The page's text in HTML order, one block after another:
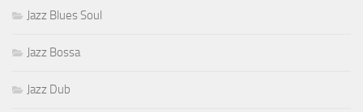
Jazz Blues Soul
Jazz Bossa
Jazz Dub